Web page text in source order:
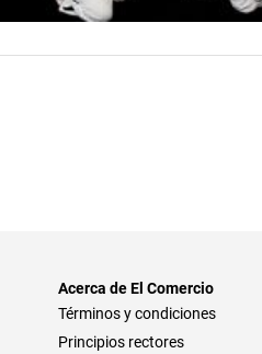
Acerca de El Comercio
Términos y condiciones
Principios rectores